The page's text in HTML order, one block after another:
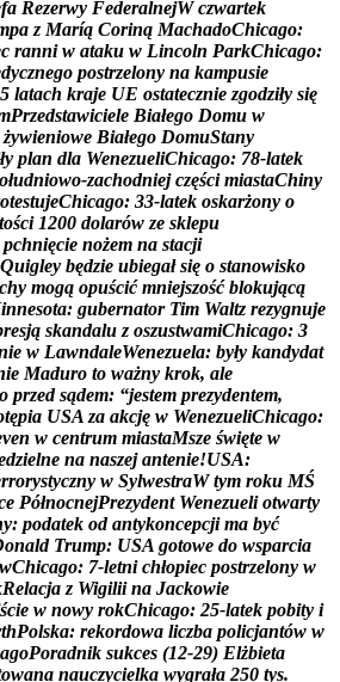
fa Rezerwy FederalnejW czwartek
pa z Maríą Coriną MachadoChicago:
c ranni w ataku w Lincoln ParkChicago:
dycznego postrzelony na kampusie
5 latach kraje UE ostatecznie zgodziły się
Przedstawiciele Białego Domu w
żywieniowe Białego DomuStany
ły plan dla WenezueliChicago: 78-latek
ołudniowo-zachodniej części miastaChiny
otestujeChicago: 33-latek oskarżony o
tości 1200 dolarów ze sklepu
pchnięcie nożem na stacji
Quigley będzie ubiegał się o stanowisko
chy mogą opuścić mniejszość blokującą
innesota: gubernator Tim Waltz rezygnuje
resją skandalu z oszustwamiChicago: 3
ie w LawndaleWenezuela: były kandydat
ie Maduro to ważny krok, ale
o przed sądem: “jestem prezydentem,
tępia USA za akcję w WenezueliChicago:
ven w centrum miastaMsze święte w
dzielne na naszej antenie!USA:
rrorystyczny w SylwestraW tym roku MŚ
e PółnocnejPrezydent Wenezueli otwarty
y: podatek od antykoncepcji ma być
onald Trump: USA gotowe do wsparcia
wChicago: 7-letni chłopiec postrzelony w
Relacja z Wigilii na Jackowie
ście w nowy rokChicago: 25-latek pobity i
thPolska: rekordowa liczba policjantów w
agoPoradnik sukces (12-29) Elżbieta
owana nauczycielka wygrała 250 tys.